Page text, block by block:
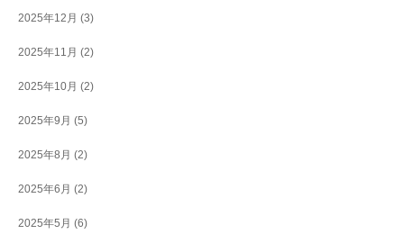
2025年12月 (3)
2025年11月 (2)
2025年10月 (2)
2025年9月 (5)
2025年8月 (2)
2025年6月 (2)
2025年5月 (6)